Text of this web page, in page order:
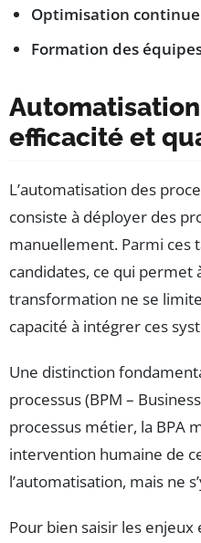
Optimisation
Formation des
efficacité et
L’automatisation des
consiste à déployer des
manuellement. Parmi ces
candidates, ce qui permet
transformation ne se
capacité à intégrer ces
Une distinction
processus (BPM –
processus métier, la BPA
intervention humaine de
l’automatisation, mais ne
Pour bien saisir les enjeux